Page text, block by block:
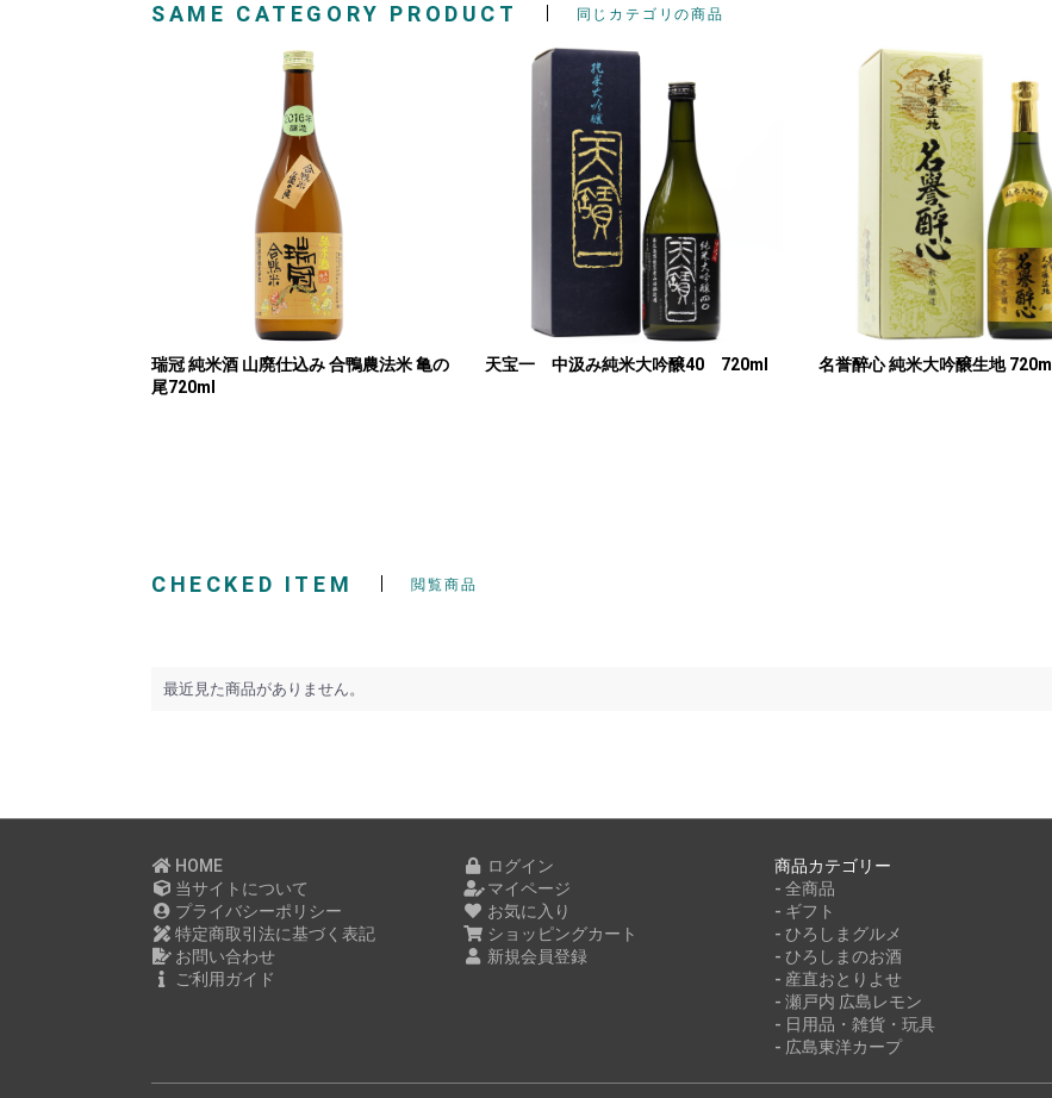
SAME CATEGORY PRODUCT 同じカテゴリの商品
瑞冠 純米酒 山廃仕込み 合鴨農法米 亀の
尾720ml
天宝一 中汲み純米大吟醸40 720ml 名誉醉心 純米大吟醸生地 720ml
CHECKED ITEM 閲覧商品
最近見た商品がありません。
HOME
当サイトについて
プライバシーポリシー
特定商取引法に基づく表記
お問い合わせ
ご利用ガイド
ログイン
マイページ
お気に入り
ショッピングカート
新規会員登録
商品カテゴリー
- 全商品
- ギフト
- ひろしまグルメ
- ひろしまのお酒
- 産直おとりよせ
- 瀬戸内 広島レモン
- 日用品・雑貨・玩具
- 広島東洋カープ